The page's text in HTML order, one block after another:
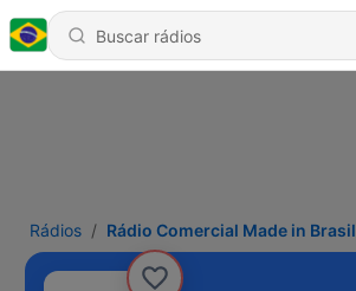
Rádios Rádio Comercial Made in Brasil